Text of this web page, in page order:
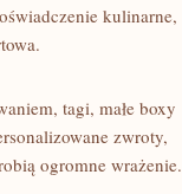
kulinarne,
tagi, małe boxy
zwroty,
ogromne wrażenie.